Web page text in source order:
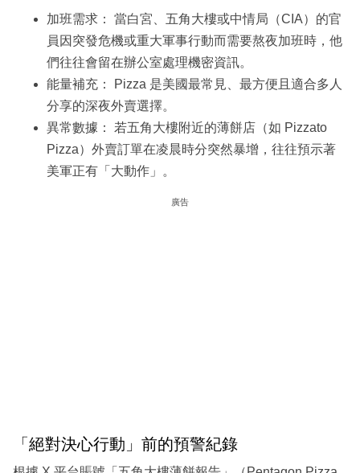
加班需求： 當白宮、五角大樓或中情局（CIA）的官
員因突發危機或重大軍事行動而需要熬夜加班時，他
們往往會留在辦公室處理機密資訊。
能量補充： Pizza 是美國最常見、最方便且適合多人
分享的深夜外賣選擇。
異常數據： 若五角大樓附近的薄餅店（如 Pizzato
Pizza）外賣訂單在凌晨時分突然暴增，往往預示著
美軍正有「大動作」。
廣告
「絕對決心行動」前的預警紀錄